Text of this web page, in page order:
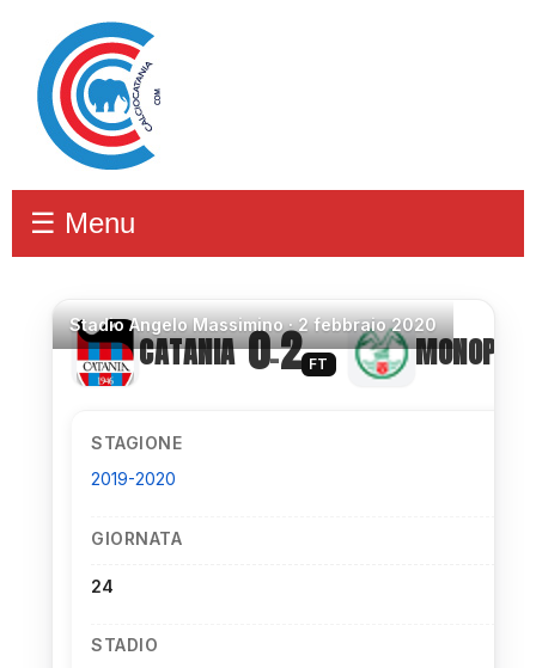
☰ Menu
StadioAngelo Massimino ·2 febbraio 2020
CATANIA 0–2 FT MONOPOLI
STAGIONE
2019-2020
GIORNATA
24
STADIO